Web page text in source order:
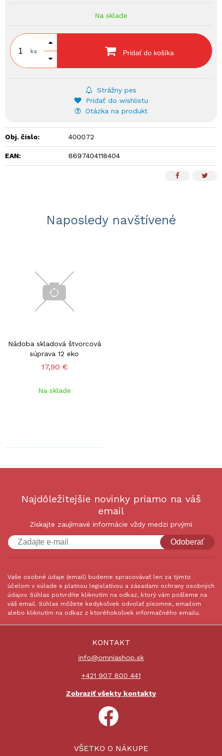
Na sklade
ks Pridať do košíka
Strážny pes
Pridať do wishlistu
Otázka na produkt
Obj. čislo: 400072
EAN: 8697404118404
Naposledy navštívené
Nádoba skladová štvorcová
súprava 12 eko
17,90 €
Na sklade
Najdôležitejšie novinky priamo na váš
email
Získajte zaujímavé informácie vždy medzi prvými
Odoberať
Vaše osobné údaje (email) budeme spracovávať len za týmto
účelom v súlade s platnou legislatívou a zásadami ochrany osobných
údajov. Súhlas potvrdíte kliknutím na odkaz, ktorý vám pošleme na
váš email. Súhlas môžete kedykoľvek odvolať písomne, emailom
alebo kliknutím na odkaz z ktoréhokoľvek informačného emailu.
KONTAKT
info@omniashop.sk
+421 907 800 441
Zobraziť všekty kontakty
VŠETKO O NÁKUPE